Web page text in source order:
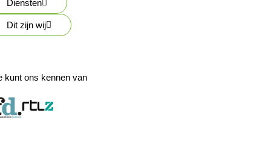
Diensten
Dit zijn wij
kunt ons kennen van